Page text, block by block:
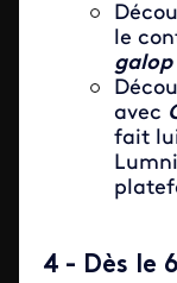
le
galop
avec
fait lui
4 - Dès le